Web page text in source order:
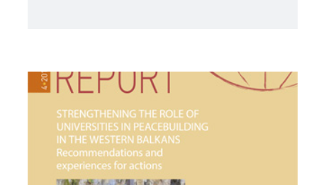
the
role
of
universities
in
peacebuilding